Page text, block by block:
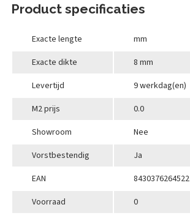
Product specificaties
Exacte lengte
mm
Exacte dikte
8 mm
Levertijd
9 werkdag(en)
M2 prijs
0.0
Showroom
Nee
Vorstbestendig
Ja
EAN
8430376264522
Voorraad
0